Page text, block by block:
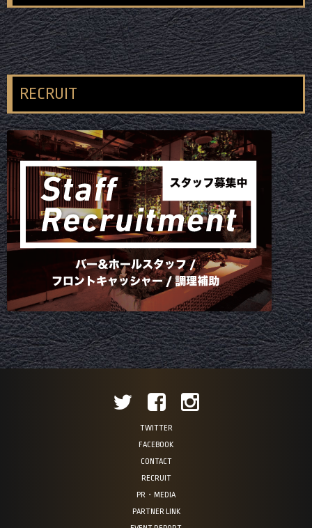
RECRUIT
TWITTER
FACEBOOK
CONTACT
RECRUIT
PR・MEDIA
PARTNER LINK